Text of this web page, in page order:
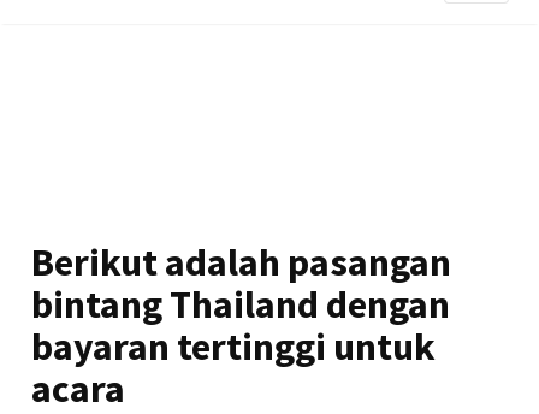
Berikut adalah pasangan
bintang Thailand dengan
bayaran tertinggi untuk
acara